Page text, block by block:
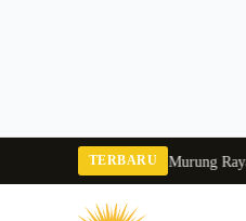
TERBARU
Pj Sekda Murung Raya